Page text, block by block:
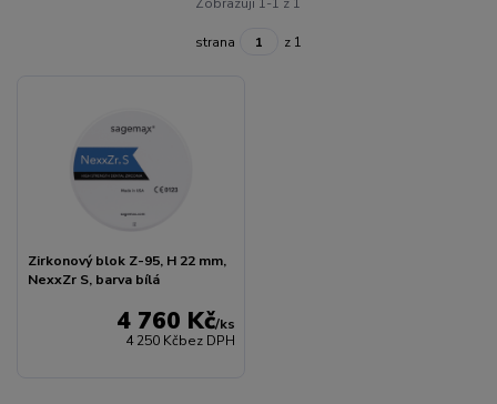
strana z 1
Zirkonový blok Z-95, H 22 mm,
NexxZr S, barva bílá
4 760 Kč/ks
4 250 Kčbez DPH